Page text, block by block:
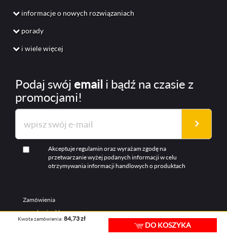
Kwota zamówienia:84,73 zł
DO KOSZYKA
informacje o nowych rozwiązaniach
porady
i wiele więcej
Podaj swój email i bądź na czasie z
promocjami!
Akceptuje regulamin oraz wyrażam zgodę na
przetwarzanie wyżej podanych informacji w celu
otrzymywania informacji handlowych o produktach
Zamówienia
regulamin sklepu